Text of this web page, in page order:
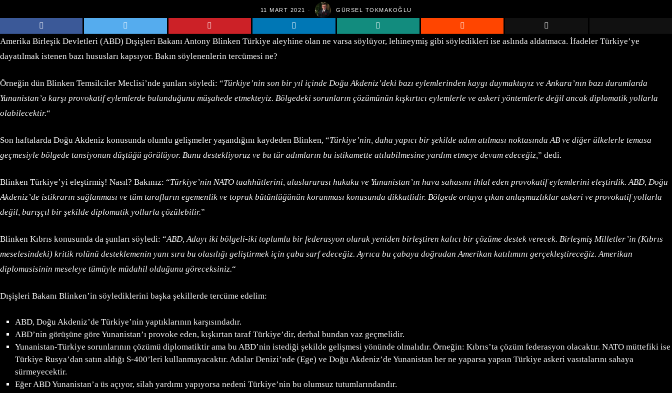
11 MART 2021 GÜRSEL TOKMAKOĞLU
Amerika Birleşik Devletleri (ABD) Dışişleri Bakanı Antony Blinken Türkiye aleyhine olan ne varsa söylüyor, lehineymiş gibi söyledikleri ise aslında aldatmaca. İfadeler Türkiye’ye
dayatılmak istenen bazı hususları kapsıyor. Bakın söylenenlerin tercümesi ne?
Örneğin dün Blinken Temsilciler Meclisi’nde şunları söyledi: “Türkiye’nin son bir yıl içinde Doğu Akdeniz’deki bazı eylemlerinden kaygı duymaktayız ve Ankara’nın bazı durumlarda
Yunanistan’a karşı provokatif eylemlerde bulunduğunu müşahede etmekteyiz. Bölgedeki sorunların çözümünün kışkırtıcı eylemlerle ve askeri yöntemlerle değil ancak diplomatik yollarla
olabilecektir.“
Son haftalarda Doğu Akdeniz konusunda olumlu gelişmeler yaşandığını kaydeden Blinken, “Türkiye’nin, daha yapıcı bir şekilde adım atılması noktasında AB ve diğer ülkelerle temasa
geçmesiyle bölgede tansiyonun düştüğü görülüyor. Bunu destekliyoruz ve bu tür adımların bu istikamette atılabilmesine yardım etmeye devam edeceğiz,” dedi.
Blinken Türkiye’yi eleştirmiş! Nasıl? Bakınız: “Türkiye’nin NATO taahhütlerini, uluslararası hukuku ve Yunanistan’ın hava sahasını ihlal eden provokatif eylemlerini eleştirdik. ABD, Doğu
Akdeniz’de istikrarın sağlanması ve tüm tarafların egemenlik ve toprak bütünlüğünün korunması konusunda dikkatlidir. Bölgede ortaya çıkan anlaşmazlıklar askeri ve provokatif yollarla
değil, barışçıl bir şekilde diplomatik yollarla çözülebilir.”
Blinken Kıbrıs konusunda da şunları söyledi: “ABD, Adayı iki bölgeli-iki toplumlu bir federasyon olarak yeniden birleştiren kalıcı bir çözüme destek verecek. Birleşmiş Milletler’in (Kıbrıs
meselesindeki) kritik rolünü desteklemenin yanı sıra bu olasılığı geliştirmek için çaba sarf edeceğiz. Ayrıca bu çabaya doğrudan Amerikan katılımını gerçekleştireceğiz. Amerikan
diplomasisinin meseleye tümüyle müdahil olduğunu göreceksiniz.“
Dışişleri Bakanı Blinken’in söylediklerini başka şekillerde tercüme edelim:
ABD, Doğu Akdeniz’de Türkiye’nin yaptıklarının karşısındadır.
ABD’nin görüşüne göre Yunanistan’ı provoke eden, kışkırtan taraf Türkiye’dir, derhal bundan vaz geçmelidir.
Yunanistan-Türkiye sorunlarının çözümü diplomatiktir ama bu ABD’nin istediği şekilde gelişmesi yönünde olmalıdır. Örneğin: Kıbrıs’ta çözüm federasyon olacaktır. NATO müttefiki ise
Türkiye Rusya’dan satın aldığı S-400’leri kullanmayacaktır. Adalar Denizi’nde (Ege) ve Doğu Akdeniz’de Yunanistan her ne yaparsa yapsın Türkiye askeri vasıtalarını sahaya
sürmeyecektir.
Eğer ABD Yunanistan’a üs açıyor, silah yardımı yapıyorsa nedeni Türkiye’nin bu olumsuz tutumlarındandır.